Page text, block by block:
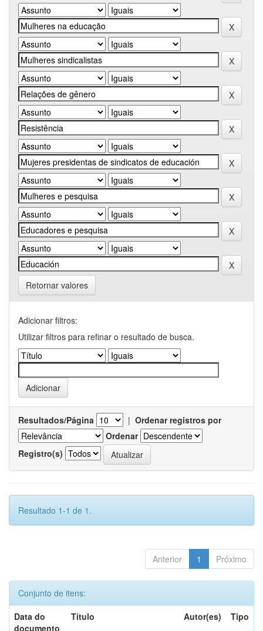
Retornar valores
Adicionar filtros:
Utilizar filtros para refinar o resultado de busca.
Resultados/Página | Ordenar registros por
Ordenar
Registro(s)
Resultado 1-1 de 1.
Anterior 1 Próximo
Conjunto de itens:
Data do
documento
Título Autor(es) Tipo